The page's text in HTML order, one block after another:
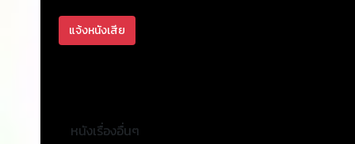
แจ้งหนังเสีย
หนังเรื่องอื่นๆ